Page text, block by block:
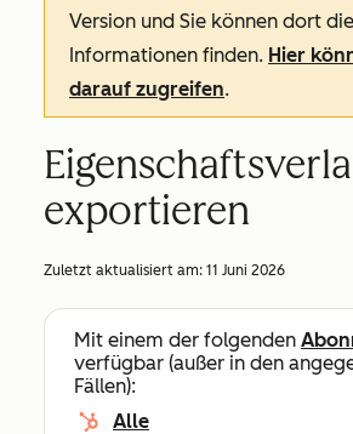
Version und Sie können dort
Informationen finden. Hier
darauf zugreifen.
exportieren
Zuletzt aktualisiert am: 11 Juni 2026
Mit einem der folgenden
verfügbar (außer in den
Fällen):
Alle